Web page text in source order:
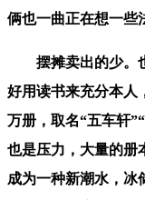
俩也一曲正在想一些
摆摊卖出的少。也
好用读书来充分本人
万册，取名“五车轩
也是压力，大量的册
成为一种新潮水，冰